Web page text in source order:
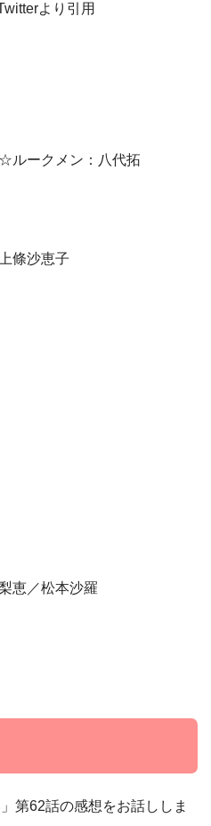
より引用
ルークメン：八代拓
條沙恵子
恵／松本沙羅
第62話の感想をお話ししま